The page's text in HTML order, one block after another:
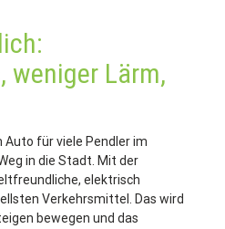
weniger Lärm,
für viele Pendler im
in die Stadt. Mit der
elektrisch
Verkehrsmittel. Das wird
bewegen und das